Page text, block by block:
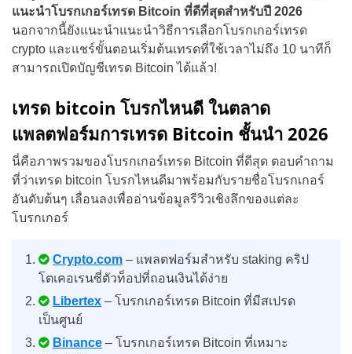
แนะนำโบรกเกอร์เทรด Bitcoin ที่ดีที่สุดสำหรับปี 2026
นอกจากนี้ยังแนะนำแนะนำวิธีการเลือกโบรกเกอร์เทรด
crypto และแชร์ขั้นตอนเริ่มต้นเทรดที่ใช้เวลาไม่ถึง 10 นาทีก็
สามารถเปิดบัญชีเทรด Bitcoin ได้แล้ว!
เทรด bitcoin โบรกไหนดี ในตลาด
แพลตฟอร์มการเทรด Bitcoin ชั้นนำ 2026
นี่คือภาพรวมของโบรกเกอร์เทรด Bitcoin ที่ดีสุด ตอบคำถาม
ที่ว่าเทรด bitcoin โบรกไหนดีมาพร้อมกับรายชื่อโบรกเกอร์
อันดับต้นๆ เลื่อนลงเพื่ออ่านข้อมูลรีวิวเชิงลึกของแต่ละ
โบรกเกอร์
Crypto.com – แพลตฟอร์มสำหรับ staking คริป
โตเคอเรนซี่ตัวท็อปที่ถอนเงินได้ง่าย
Libertex – โบรกเกอร์เทรด Bitcoin ที่มีสเปรด
เป็นศูนย์
Binance – โบรกเกอร์เทรด Bitcoin ที่เหมาะ